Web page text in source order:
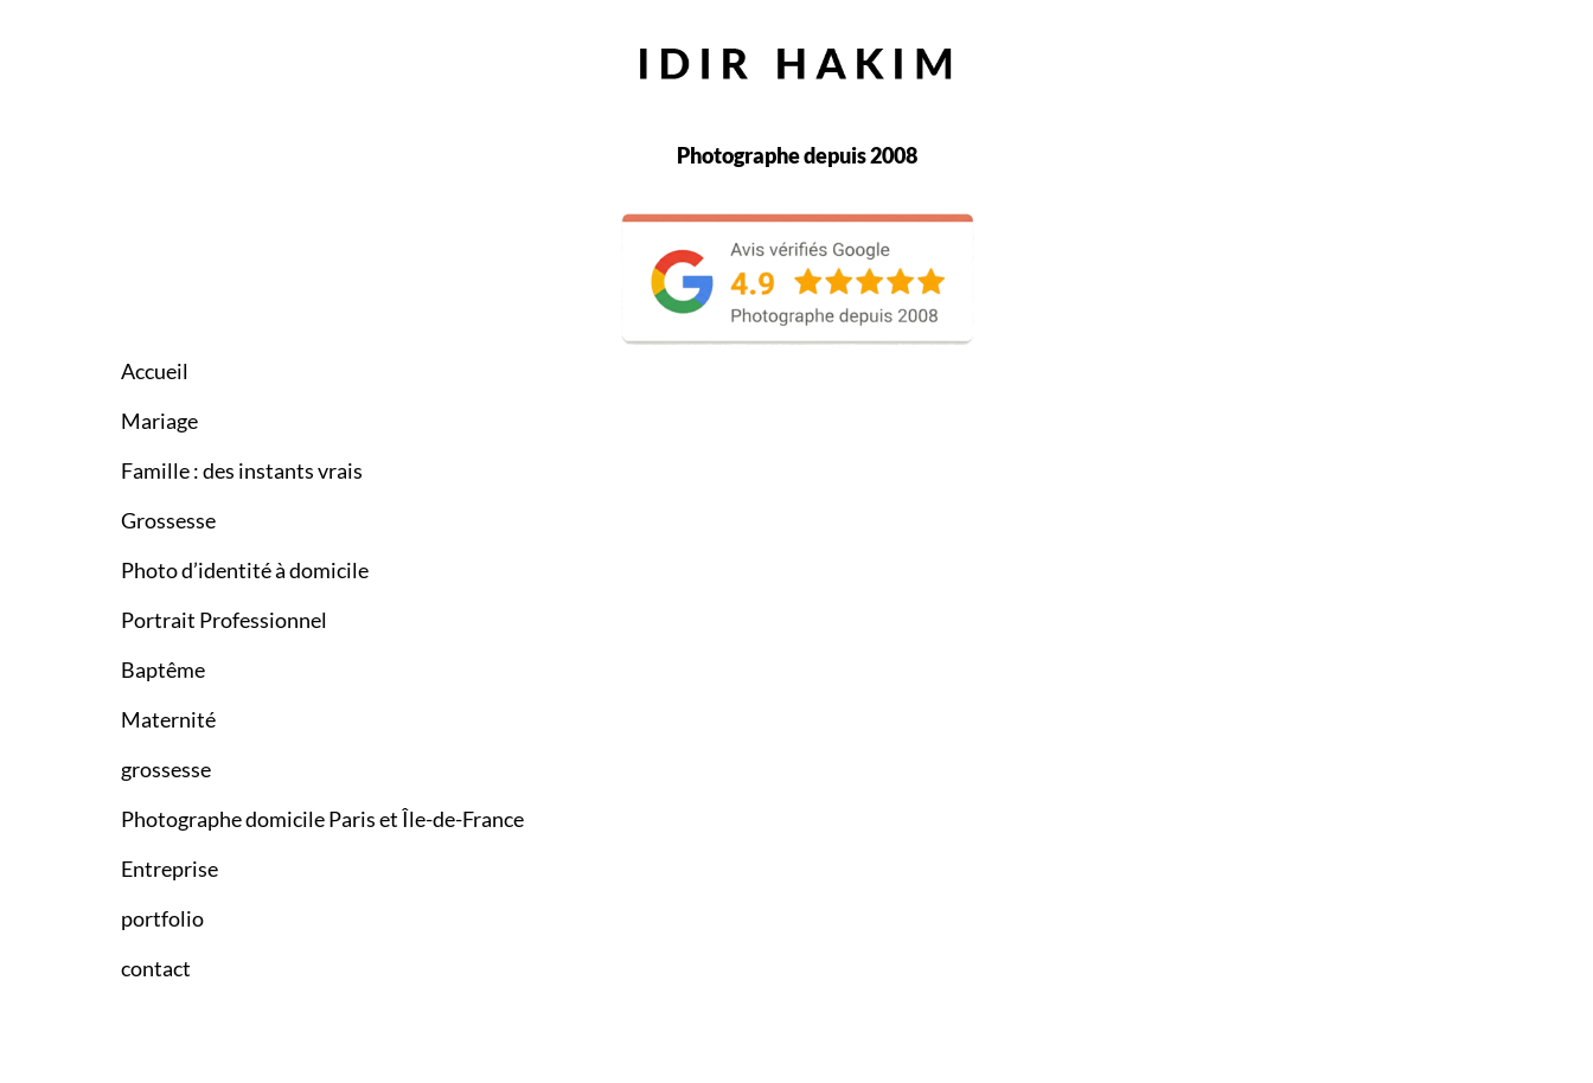
Photographe depuis 2008
Accueil
Mariage
Famille : des instants vrais
Grossesse
Photo d’identité à domicile
Portrait Professionnel
Baptême
Maternité
grossesse
Photographe domicile Paris et Île-de-France
Entreprise
portfolio
contact